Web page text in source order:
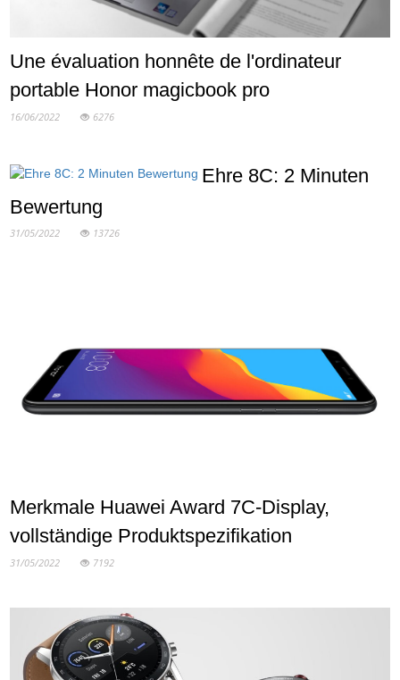
Une évaluation honnête de l'ordinateur
portable Honor magicbook pro
16/06/2022 6276
Ehre 8C: 2 Minuten
Bewertung
31/05/2022 13726
Merkmale Huawei Award 7C-Display,
vollständige Produktspezifikation
31/05/2022 7192